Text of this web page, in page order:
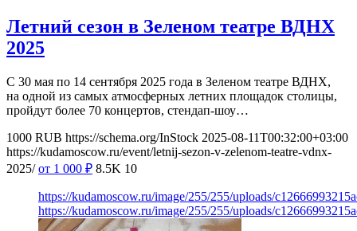
Летний сезон в Зеленом театре ВДНХ
2025
С 30 мая по 14 сентября 2025 года в Зеленом театре ВДНХ,
на одной из самых атмосферных летних площадок столицы,
пройдут более 70 концертов, стендап-шоу…
1000 RUB https://schema.org/InStock 2025-08-11T00:32:00+03:00
https://kudamoscow.ru/event/letnij-sezon-v-zelenom-teatre-vdnx-
2025/ от 1 000 ₽ 8.5K 10
https://kudamoscow.ru/image/255/255/uploads/
https://kudamoscow.ru/image/255/255/uploads/